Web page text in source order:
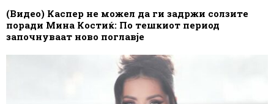
(Видео) Каспер не можел да ги задржи солзите
поради Мина Костиќ: По тешкиот период
започнуваат ново поглавје